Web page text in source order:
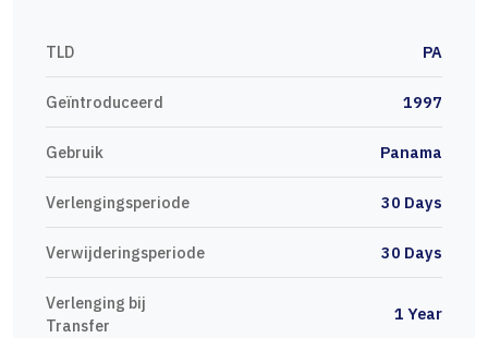
TLD PA
Geïntroduceerd 1997
Gebruik Panama
Verlengingsperiode 30 Days
Verwijderingsperiode 30 Days
Verlenging bij
Transfer
1 Year